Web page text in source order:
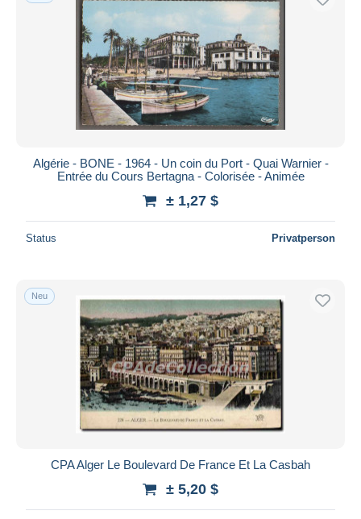
Algérie - BONE - 1964 - Un coin du Port - Quai Warnier -
Entrée du Cours Bertagna - Colorisée - Animée
± 1,27 $
Status Privatperson
Neu
CPA Alger Le Boulevard De France Et La Casbah
± 5,20 $